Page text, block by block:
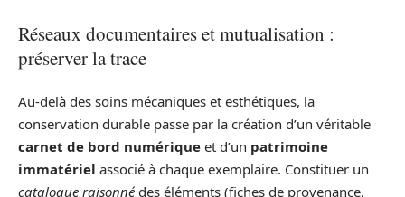
Réseaux documentaires et mutualisation :
préserver la trace
Au‑delà des soins mécaniques et esthétiques, la
conservation durable passe par la création d’un véritable
carnet de bord numérique et d’un patrimoine
immatériel associé à chaque exemplaire. Constituer un
catalogue raisonnédes éléments (fiches de provenance,